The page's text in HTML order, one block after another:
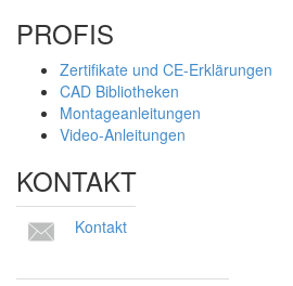
PROFIS
Zertifikate und CE-Erklärungen
CAD Bibliotheken
Montageanleitungen
Video-Anleitungen
KONTAKT
Kontakt